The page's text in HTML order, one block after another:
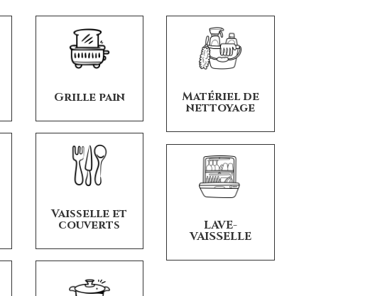
Grille pain
Vaisselle et
couverts
Matériel de
nettoyage
LAVE-
VAISSELLE